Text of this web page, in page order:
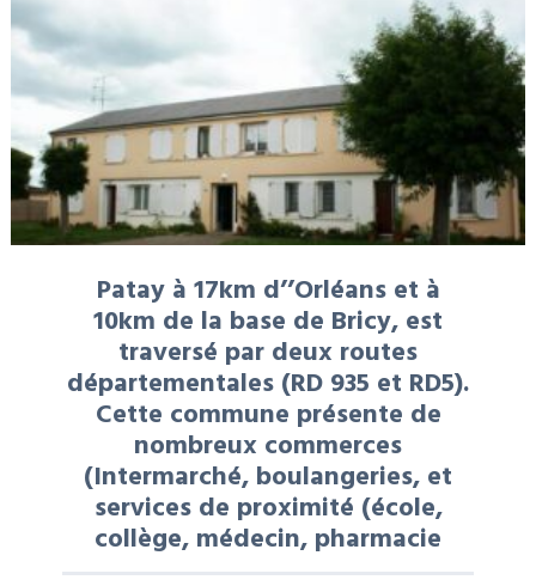
Patay à 17km d’’Orléans et à
10km de la base de Bricy, est
traversé par deux routes
départementales (RD 935 et RD5).
Cette commune présente de
nombreux commerces
(Intermarché, boulangeries, et
services de proximité (école,
collège, médecin, pharmacie